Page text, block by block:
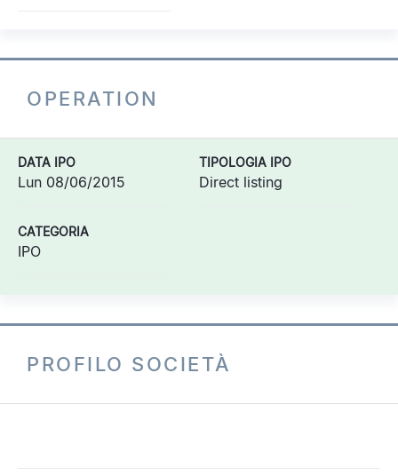
OPERATION
DATA IPO
Lun 08/06/2015
TIPOLOGIA IPO
Direct listing
CATEGORIA
IPO
PROFILO SOCIETÀ